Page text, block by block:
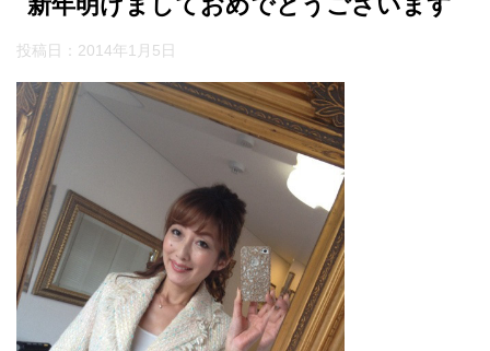
投稿日： 2014年1月5日